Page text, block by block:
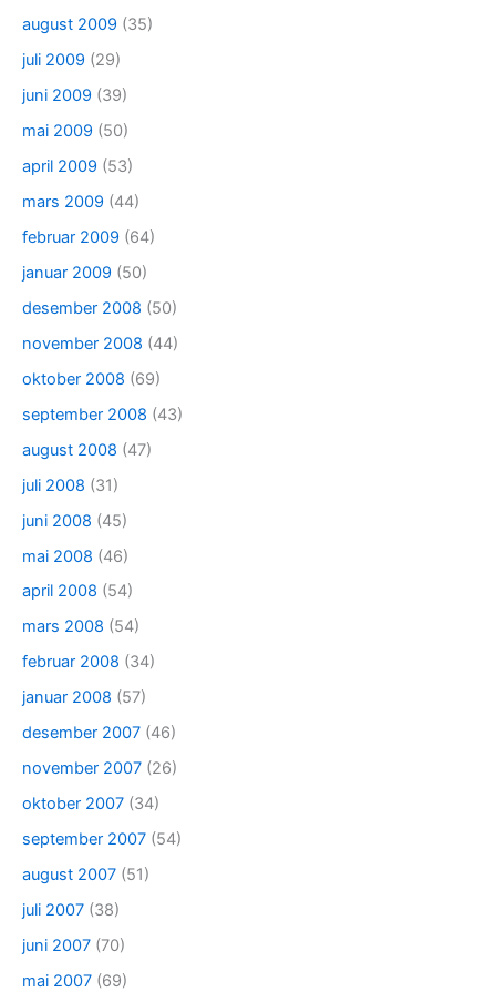
august 2009 (35)
juli 2009 (29)
juni 2009 (39)
mai 2009 (50)
april 2009 (53)
mars 2009 (44)
februar 2009 (64)
januar 2009 (50)
desember 2008 (50)
november 2008 (44)
oktober 2008 (69)
september 2008 (43)
august 2008 (47)
juli 2008 (31)
juni 2008 (45)
mai 2008 (46)
april 2008 (54)
mars 2008 (54)
februar 2008 (34)
januar 2008 (57)
desember 2007 (46)
november 2007 (26)
oktober 2007 (34)
september 2007 (54)
august 2007 (51)
juli 2007 (38)
juni 2007 (70)
mai 2007 (69)